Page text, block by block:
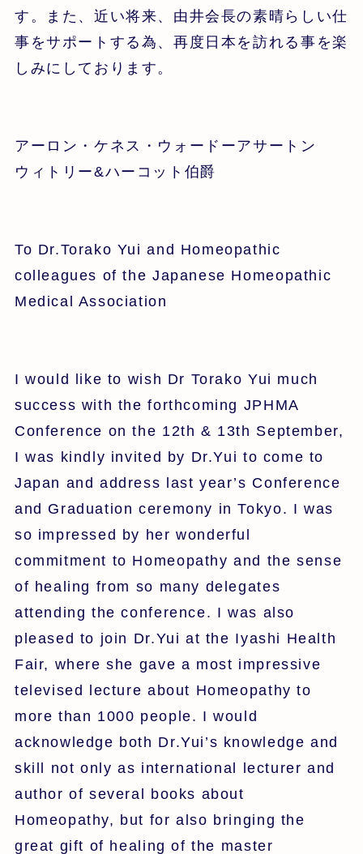
す。また、近い将来、由井会長の素晴らしい仕
事をサポートする為、再度日本を訪れる事を楽
しみにしております。
アーロン・ケネス・ウォードーアサートン
ウィトリー&ハーコット伯爵
To Dr.Torako Yui and Homeopathic
colleagues of the Japanese Homeopathic
Medical Association
I would like to wish Dr Torako Yui much
success with the forthcoming JPHMA
Conference on the 12th & 13th September,
I was kindly invited by Dr.Yui to come to
Japan and address last year’s Conference
and Graduation ceremony in Tokyo. I was
so impressed by her wonderful
commitment to Homeopathy and the sense
of healing from so many delegates
attending the conference. I was also
pleased to join Dr.Yui at the Iyashi Health
Fair, where she gave a most impressive
televised lecture about Homeopathy to
more than 1000 people. I would
acknowledge both Dr.Yui’s knowledge and
skill not only as international lecturer and
author of several books about
Homeopathy, but for also bringing the
great gift of healing of the master